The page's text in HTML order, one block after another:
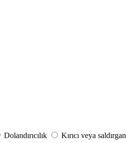
Dolandırıcılık Kırıcı veya saldırgan